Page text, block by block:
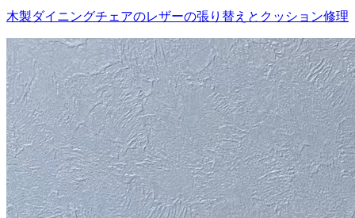
木製ダイニングチェアのレザーの張り替えとクッション修理